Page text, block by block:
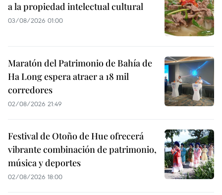
a la propiedad intelectual cultural
03/08/2026 01:00
Maratón del Patrimonio de Bahía de
Ha Long espera atraer a 18 mil
corredores
02/08/2026 21:49
Festival de Otoño de Hue ofrecerá
vibrante combinación de patrimonio,
música y deportes
02/08/2026 18:00